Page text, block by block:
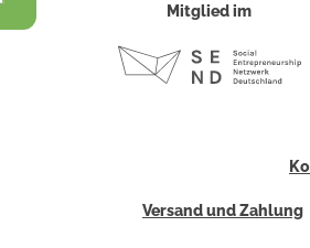
Mitglied im
Versand und Zahlung